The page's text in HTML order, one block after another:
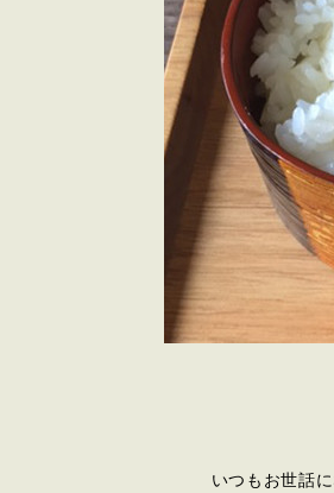
いつもお世話